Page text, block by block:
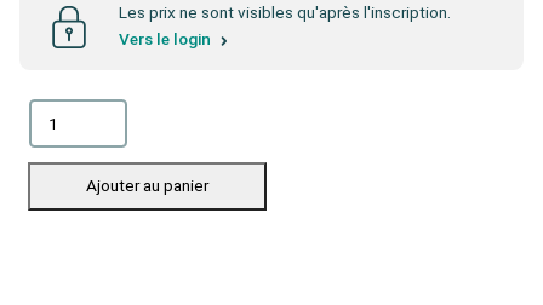
Les prix ne sont visibles qu'après l'inscription.
Vers le login
Ajouter au panier